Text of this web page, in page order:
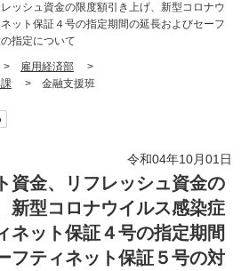
ッシュ資金の限度額引き上げ、新型コロナウ
ット保証４号の指定期間の延長およびセーフ
指定について
> 雇用経済部 >
> 金融支援班
令和04年10月01日
資金、リフレッシュ資金の
新型コロナウイルス感染症
ネット保証４号の指定期間
フティネット保証５号の対